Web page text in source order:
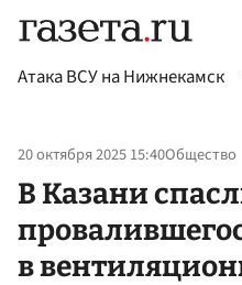
Атака ВСУ на Нижнекамск
20 октября 2025 15:40Общество
В Казани
в